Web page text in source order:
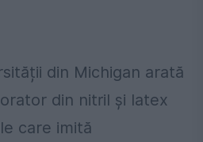
din Michigan arată
din nitril și latex
care imită